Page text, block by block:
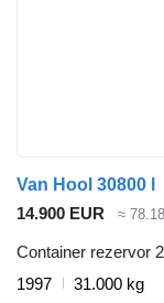
Van Hool 30800 l
14.900 EUR
≈
Container rezervor
1997
31.000 kg